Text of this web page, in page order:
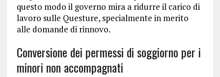
questo modo il governo mira a ridurre il carico di
lavoro sulle Questure, specialmente in merito
alle domande di rinnovo.
Conversione dei permessi di soggiorno per i
minori non accompagnati